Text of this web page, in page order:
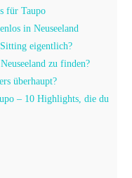
für Taupo
in Neuseeland
eigentlich?
zu finden?
überhaupt?
– 10 Highlights, die du